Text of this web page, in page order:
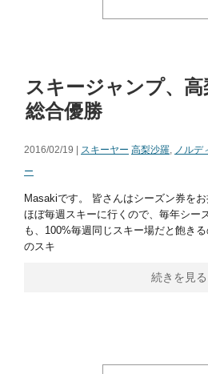
スキージャンプ、
総合優勝
2016/02/19 | スキーヤー 高梨沙羅, ノルデ
ー
Masakiです。 皆さんはシーズン券をお
ほぼ毎週スキーに行くので、毎年シー
も、100%毎週同じスキー場だと飽き
のスキ
続きを見る